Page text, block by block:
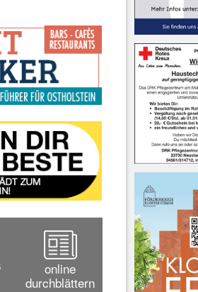
online
durchblättern